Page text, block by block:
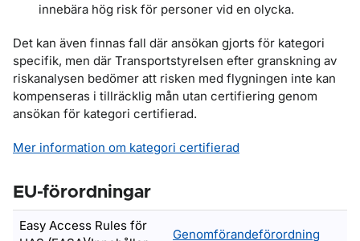
innebära hög risk för personer vid en olycka.
Det kan även finnas fall där ansökan gjorts för kategori
specifik, men där Transportstyrelsen efter granskning av
riskanalysen bedömer att risken med flygningen inte kan
kompenseras i tillräcklig mån utan certifiering genom
ansökan för kategori certifierad.
Mer information om kategori certifierad
EU-förordningar
Easy Access Rules för
Genomförandeförordning